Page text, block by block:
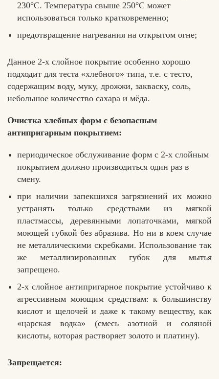
230°C. Температура свыше 250°C может
использоваться только кратковременно;
предотвращение нагревания на открытом огне;
Данное 2-х слойное покрытие особенно хорошо
подходит для теста «хлебного» типа, т.е. с тесто,
содержащим воду, муку, дрожжи, закваску, соль,
небольшое количество сахара и мёда.
Очистка хлебных форм с безопасным
антипригарным покрытием:
периодическое обслуживание форм с 2-х слойным
покрытием должно производиться один раз в
смену.
при наличии запекшихся загрязнений их можно
устранять только средствами из мягкой
пластмассы, деревянными лопаточками, мягкой
моющей губкой без абразива. Но ни в коем случае
не металлическими скребками. Использование так
же металлизированных губок для мытья
запрещено.
2-х слойное антипригарное покрытие устойчиво к
агрессивным моющим средствам: к большинству
кислот и щелочей и даже к такому веществу, как
«царская водка» (смесь азотной и соляной
кислоты, которая растворяет золото и платину).
Запрещается: